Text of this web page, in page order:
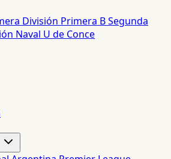
División Primera BSegunda
Naval U de Conce